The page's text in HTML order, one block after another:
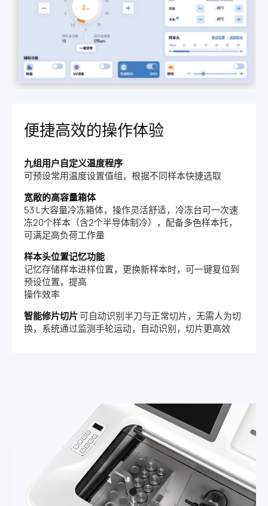
便捷高效的操作体验
九组用户自定义温度程序
可预设常用温度设置值组，根据不同样本快捷选取
宽敞的高容量箱体
53 L大容量冷冻箱体，操作灵活舒适，冷冻台可一次速
冻20个样本（含2个半导体制冷），配备多色样本托，
可满足高负荷工作量
样本头位置记忆功能
记忆存储样本进样位置，更换新样本时，可一键复位到
预设位置，提高
操作效率
智能修片切片可自动识别半刀与正常切片，无需人为切
换，系统通过监测手轮运动，自动识别，切片更高效